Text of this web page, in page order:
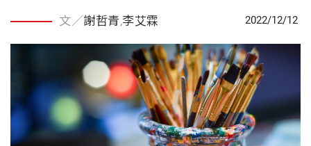
文／謝哲青,李艾霖 2022/12/12